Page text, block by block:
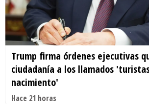
Trump firma órdenes ejecutivas
ciudadanía a los llamados
nacimiento'
Hace 21 horas